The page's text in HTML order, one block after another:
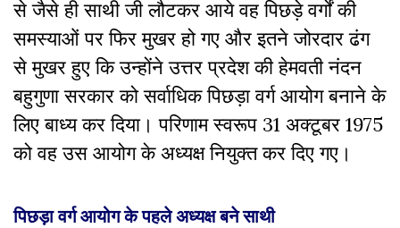
से जैसे ही साथी जी लौटकर आये वह पिछड़े वर्गों की
समस्याओं पर फिर मुखर हो गए और इतने जोरदार ढंग
से मुखर हुए कि उन्होंने उत्तर प्रदेश की हेमवती नंदन
बहुगुणा सरकार को सर्वाधिक पिछड़ा वर्ग आयोग बनाने के
लिए बाध्य कर दिया। परिणाम स्वरूप 31 अक्टूबर 1975
को वह उस आयोग के अध्यक्ष नियुक्त कर दिए गए।
पिछड़ा वर्ग आयोग के पहले अध्यक्ष बने साथी